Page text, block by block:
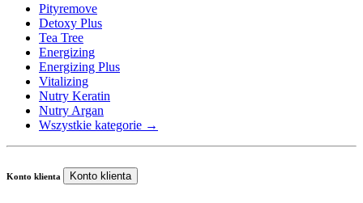
Pityremove
Detoxy Plus
Tea Tree
Energizing
Energizing Plus
Vitalizing
Nutry Keratin
Nutry Argan
Wszystkie kategorie →
Konto klienta Konto klienta